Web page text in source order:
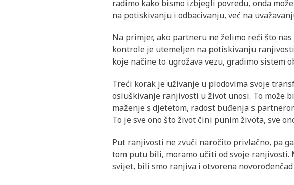
radimo kako bismo izbjegli povredu, onda
na potiskivanju i odbacivanju, već na
Na primjer, ako partneru ne želimo reći što
kontrole je utemeljen na potiskivanju
koje načine to ugrožava vezu, gradimo sistem
Treći korak je uživanje u plodovima svoje
osluškivanje ranjivosti u život unosi. To može
maženje s djetetom, radost buđenja s
To je sve ono što život čini punim života, sve
Put ranjivosti ne zvuči naročito privlačno, pa
tom putu bili, moramo učiti od svoje ranjivosti.
svijet, bili smo ranjiva i otvorena